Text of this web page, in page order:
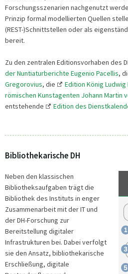
Forschungsszenarien nachgenutzt
Prinzip formal modellierten Quellen
(REST-)Schnittstellen oder als
bereit.
Zu den zentralen Editionsvorhaben des
der Nuntiaturberichte Eugenio Pacellis,
Gregorovius, die
Edition König
römischen Kunstagenten Johann Martin
entstehende
Edition des
Bibliothekarische DH
Neben den klassischen
Bibliotheksaufgaben trägt die
Bibliothek des Instituts in enger
Zusammenarbeit mit der IT und
der DH-Forschung zur
Bereitstellung digitaler
Infrastrukturen bei. Dabei verfolgt
sie den Ansatz, bibliothekarische
Erschließung, digitale